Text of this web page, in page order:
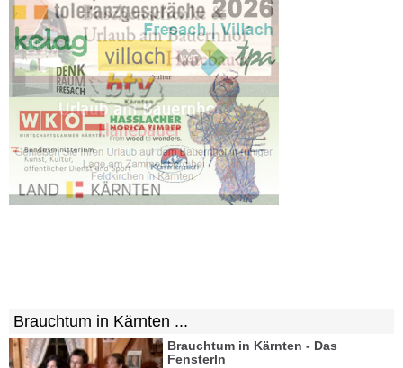
Brauchtum in Kärnten ...
Brauchtum in Kärnten - Das
Fensterln